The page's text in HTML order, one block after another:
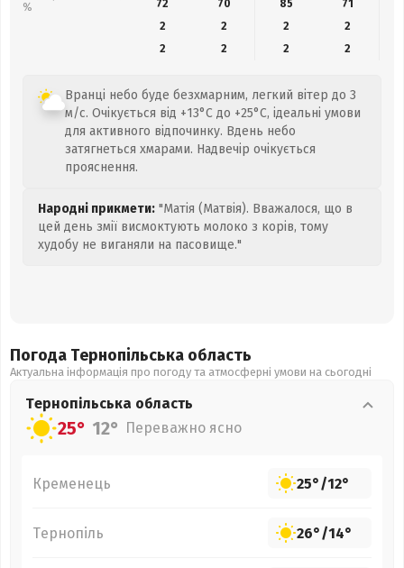
%
72
70 85 71
2
2 2
2
2
2 2 2
Вранці небо буде безхмарним, легкий вітер до 3
м/с. Очікується від +13°C до +25°C, ідеальні умови
для активного відпочинку. Вдень небо
затягнеться хмарами. Надвечір очікується
прояснення.
Народні прикмети: "Матія (Матвія). Вважалося, що в
цей день змії висмоктують молоко з корів, тому
худобу не виганяли на пасовище."
Погода Тернопільська область
Актуальна інформація про погоду та атмосферні умови на сьогодні
Тернопільська область
25° 12° Переважно ясно
Кременець 25°/12°
Тернопіль 26°/14°